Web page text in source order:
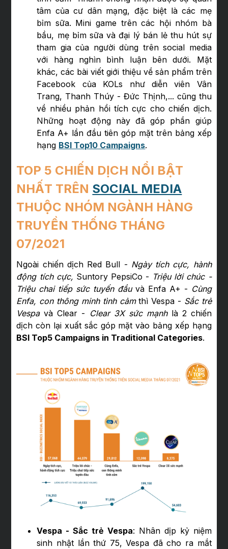
tâm của cư dân mạng, đặc biệt là các mẹ
bỉm sữa. Mini game trên các hội nhóm bà
bầu, mẹ bỉm sữa và đại lý bán lẻ thu hút sự
tham gia của người dùng trên social media
với hàng nghìn bình luận bên dưới. Mặt
khác, các bài viết giới thiệu về sản phẩm trên
Facebook của KOLs như diễn viên Vân
Trang, Thanh Thúy - Đức Thịnh,... cũng thu
về nhiều phản hồi tích cực cho chiến dịch.
Những hoạt động này đã góp phần giúp
Enfa A+ lần đầu tiên góp mặt trên bảng xếp
hạng BSI Top10 Campaigns.
TOP 5 CHIẾN DỊCH NỔI BẬT
NHẤT TRÊN SOCIAL MEDIA
THUỘC NHÓM NGÀNH HÀNG
TRUYỀN THỐNG THÁNG
07/2021
Ngoài chiến dịch Red Bull - Ngày tích cực, hành
động tích cực, Suntory PepsiCo - Triệu lời chúc -
Triệu chai tiếp sức tuyến đầuvà Enfa A+ - Cùng
Enfa, con thông minh tình cảmthì Vespa - Sắc trẻ
Vespavà Clear - Clear 3X sức mạnhlà 2 chiến
dịch còn lại xuất sắc góp mặt vào bảng xếp hạng
BSI Top5 Campaigns in Traditional Categories.
Vespa - Sắc trẻ Vespa: Nhân dịp kỷ niệm
sinh nhật lần thứ 75, Vespa đã cho ra mắt